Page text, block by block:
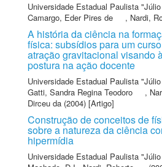
Universidade Estadual Paulista
Camargo, Eder Pires de
, Nardi,
A história da ciência na
física: subsídios para um
atração gravitacional visando
postura na ação docente
Universidade Estadual Paulista
Gatti, Sandra Regina Teodoro
,
Dirceu da (2004) [Artigo]
Construção de conceitos de
sobre a natureza da ciência
hipermídia
Universidade Estadual Paulista